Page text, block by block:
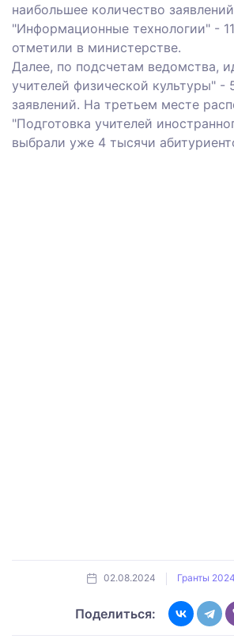
наибольшее количество
"Информационные технологии" -
отметили в министерстве.
Далее, по подсчетам ведомства,
учителей физической культуры" -
заявлений. На третьем месте
"Подготовка учителей
выбрали уже 4 тысячи
02.08.2024 Гранты
Поделиться: